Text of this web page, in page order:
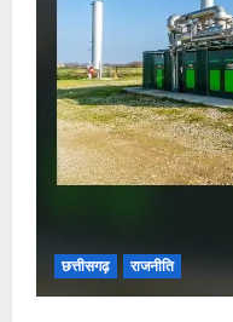
छत्तीसगढ़ राजनीति